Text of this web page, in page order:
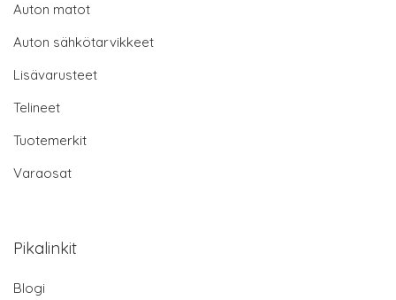
Auton matot
Auton sähkötarvikkeet
Lisävarusteet
Telineet
Tuotemerkit
Varaosat
Pikalinkit
Blogi